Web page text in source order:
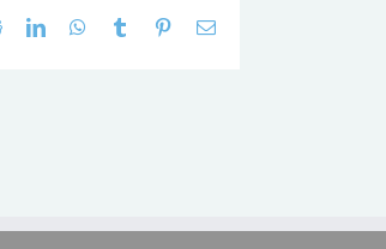
RedditLinkedInWhatsApp
Tumblr Pinterest
E-